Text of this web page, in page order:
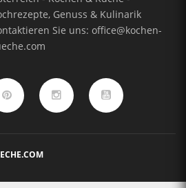
Genuss & Kulinarik
Sie uns:office@kochen-